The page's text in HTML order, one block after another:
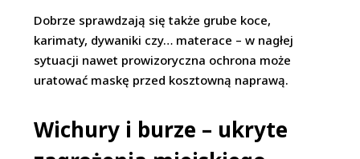
Dobrze sprawdzają się także grube koce,
karimaty, dywaniki czy… materace – w nagłej
sytuacji nawet prowizoryczna ochrona może
uratować maskę przed kosztowną naprawą.
Wichury i burze – ukryte